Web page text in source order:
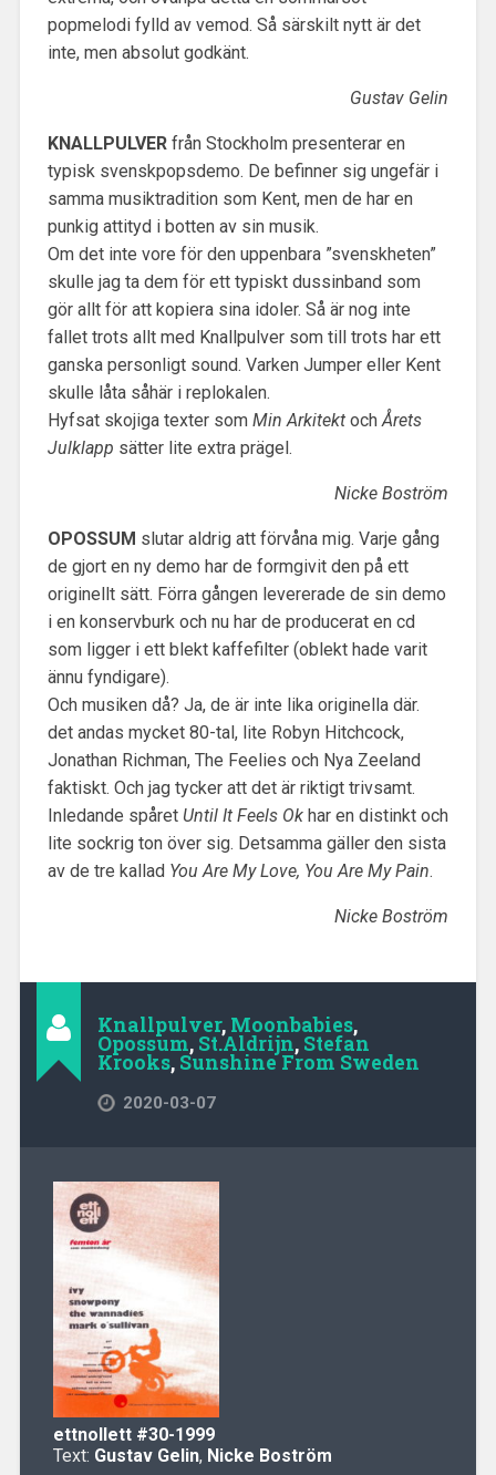
popmelodi fylld av vemod. Så särskilt nytt är det
inte, men absolut godkänt.
Gustav Gelin
KNALLPULVERfrån Stockholm presenterar en
typisk svenskpopsdemo. De befinner sig ungefär i
samma musiktradition som Kent, men de har en
punkig attityd i botten av sin musik.
Om det inte vore för den uppenbara ”svenskheten”
skulle jag ta dem för ett typiskt dussinband som
gör allt för att kopiera sina idoler. Så är nog inte
fallet trots allt med Knallpulver som till trots har ett
ganska personligt sound. Varken Jumper eller Kent
skulle låta såhär i replokalen.
Hyfsat skojiga texter som Min Arkitektoch Årets
Julklapp sätter lite extra prägel.
Nicke Boström
OPOSSUM slutar aldrig att förvåna mig. Varje gång
de gjort en ny demo har de formgivit den på ett
originellt sätt. Förra gången levererade de sin demo
i en konservburk och nu har de producerat en cd
som ligger i ett blekt kaffefilter (oblekt hade varit
ännu fyndigare).
Och musiken då? Ja, de är inte lika originella där.
det andas mycket 80-tal, lite Robyn Hitchcock,
Jonathan Richman, The Feelies och Nya Zeeland
faktiskt. Och jag tycker att det är riktigt trivsamt.
Inledande spåret Until It Feels Okhar en distinkt och
lite sockrig ton över sig. Detsamma gäller den sista
av de tre kallad You Are My Love, You Are My Pain.
Nicke Boström
Knallpulver, Moonbabies,
Opossum, St.Aldrijn, Stefan
Krooks, Sunshine From Sweden
2020-03-07
ettnollett #30-1999
Text: Gustav Gelin, Nicke Boström